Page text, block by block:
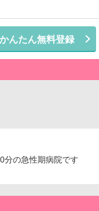
かんたん無料登録
分の急性期病院です